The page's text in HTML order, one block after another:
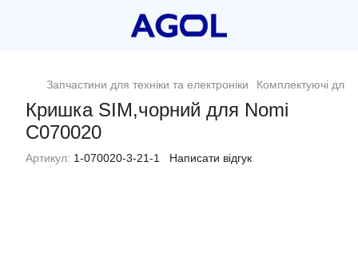
Запчастини для техніки та електроніки Комплектуючі для
Кришка SIM,чорний для Nomi
C070020
Артикул: 1-070020-3-21-1 Написати відгук